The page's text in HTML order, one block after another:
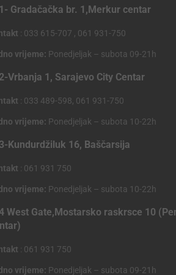
Gradačačka br. 1,Merkur centar
: 033 615-707 , 061 931-750
vrijeme: Ponedjeljak – subota 09-21h
Vrbanja 1, Sarajevo City Centar
: 033 489-598, 061 931-750
vrijeme: Ponedjeljak – subota 10-22h
Kundurdžiluk 16, Baščarsija
: 061 931 750
vrijeme: Ponedjeljak – subota 10-22h
West Gate,Mostarsko raskrsce 10
: 061 931 750
vrijeme: Ponedjeljak – subota 09-21h